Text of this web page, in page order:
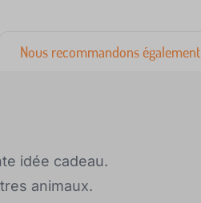
Nous recommandons également
idée cadeau.
animaux.